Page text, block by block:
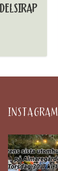
INSTAGRAM